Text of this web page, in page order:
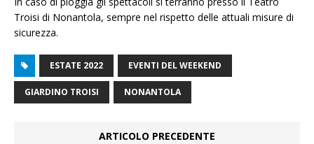
Troisi di Nonantola, sempre nel rispetto delle attuali misure di
sicurezza.
ESTATE 2022 EVENTI DEL WEEKEND
GIARDINO TROISI NONANTOLA
ARTICOLO PRECEDENTE